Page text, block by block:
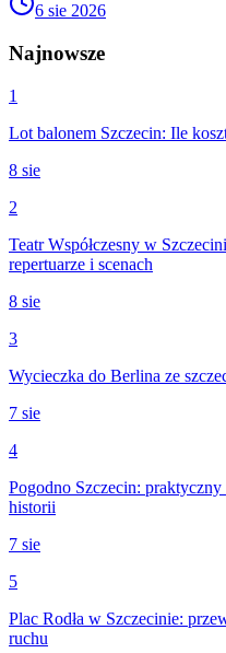
6 sie 2026
Najnowsze
1
Lot balonem Szczecin: Ile
8 sie
2
Teatr Współczesny w
repertuarze i scenach
8 sie
3
Wycieczka do Berlina ze
7 sie
4
Pogodno Szczecin:
historii
7 sie
5
Plac Rodła w Szczecinie:
ruchu